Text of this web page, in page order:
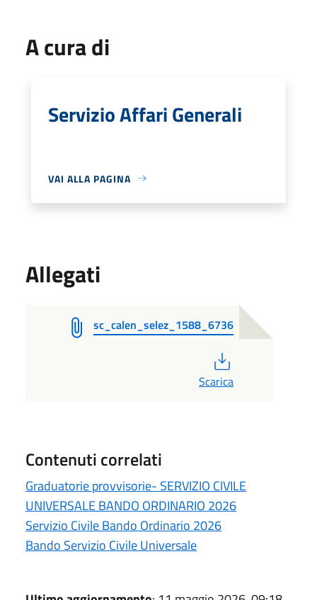
A cura di
Servizio Affari Generali
VAI ALLA PAGINA
Allegati
sc_calen_selez_1588_6736
Scarica
Contenuti correlati
Graduatorie provvisorie- SERVIZIO CIVILE
UNIVERSALE BANDO ORDINARIO 2026
Servizio Civile Bando Ordinario 2026
Bando Servizio Civile Universale